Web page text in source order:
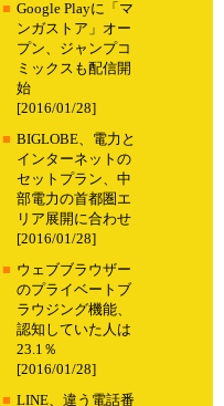
■ Google Playに「マ
ンガストア」オー
プン、ジャンプコ
ミックスも配信開
始
[2016/01/28]
■ BIGLOBE、電力と
インターネットの
セットプラン、中
部電力の首都圏エ
リア展開に合わせ
[2016/01/28]
■ ウェブブラウザー
のプライベートブ
ラウジング機能、
認知していた人は
23.1％
[2016/01/28]
■ LINE、違う電話番